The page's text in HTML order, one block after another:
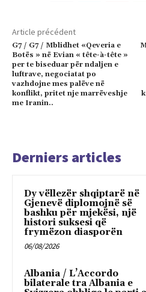
Article précédent
G7 / G7 / Mblidhet «Qeveria e
Botës » në Evian « tête-à-tête »
per te biseduar për ndaljen e
luftrave, negociatat po
vazhdojne mes palëve në
konflikt, pritet nje marrëveshje
me Iranin..
Derniers articles
Dy vëllezër shqiptarë në
Gjenevë diplomojnë së
bashku për mjekësi, një
histori suksesi që
frymëzon diasporën
06/08/2026
Albania / L’Accordo
bilaterale tra Albania e